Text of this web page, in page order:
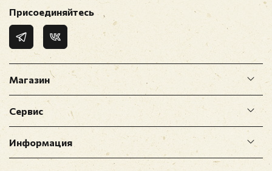
Магазин
Сервис
Информация
Присоединяйтесь